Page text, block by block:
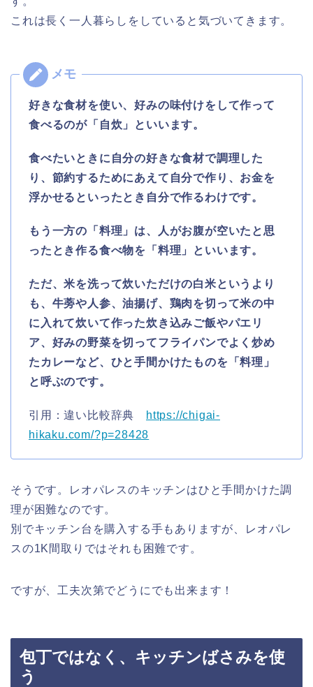
これは長く一人暮らしをしていると気づいてきます。
好きな食材を使い、好みの味付けをして作って
食べるのが「自炊」といいます。
食べたいときに自分の好きな食材で調理した
り、節約するためにあえて自分で作り、お金を
浮かせるといったとき自分で作るわけです。
もう一方の「料理」は、人がお腹が空いたと思
ったとき作る食べ物を「料理」といいます。
ただ、米を洗って炊いただけの白米というより
も、牛蒡や人参、油揚げ、鶏肉を切って米の中
に入れて炊いて作った炊き込みご飯やパエリ
ア、好みの野菜を切ってフライパンでよく炒め
たカレーなど、ひと手間かけたものを「料理」
と呼ぶのです。
引用：違い比較辞典
https://chigai-
hikaku.com/?p=28428
そうです。レオパレスのキッチンはひと手間かけた調
理が困難なのです。
別でキッチン台を購入する手もありますが、レオパレ
スの1K間取りではそれも困難です。
ですが、工夫次第でどうにでも出来ます！
包丁ではなく、キッチンばさみを使
う